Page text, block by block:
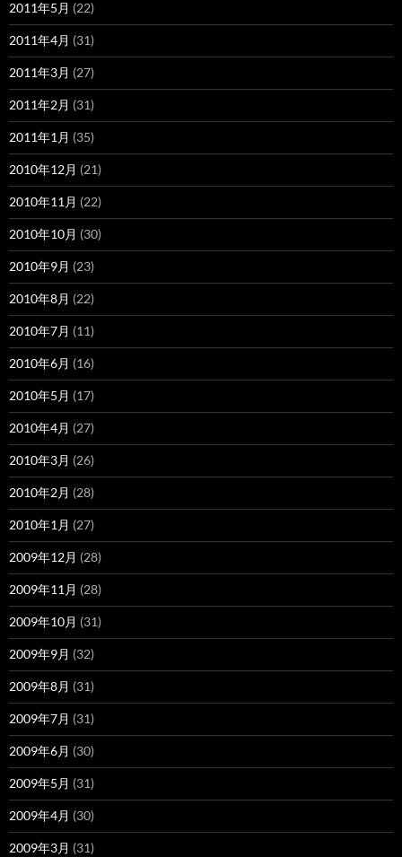
2011年5月 (22)
2011年4月 (31)
2011年3月 (27)
2011年2月 (31)
2011年1月 (35)
2010年12月 (21)
2010年11月 (22)
2010年10月 (30)
2010年9月 (23)
2010年8月 (22)
2010年7月 (11)
2010年6月 (16)
2010年5月 (17)
2010年4月 (27)
2010年3月 (26)
2010年2月 (28)
2010年1月 (27)
2009年12月 (28)
2009年11月 (28)
2009年10月 (31)
2009年9月 (32)
2009年8月 (31)
2009年7月 (31)
2009年6月 (30)
2009年5月 (31)
2009年4月 (30)
2009年3月 (31)